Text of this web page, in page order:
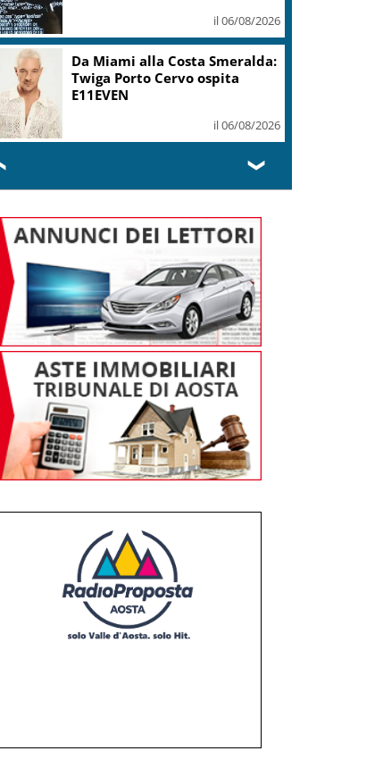
il 06/08/2026
Da Miami alla Costa Smeralda:
Twiga Porto Cervo ospita
E11EVEN
il 06/08/2026
❯